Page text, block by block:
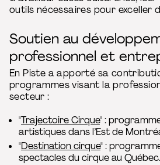
outils nécessaires pour exceller
Soutien au
professionnel et
En Piste a apporté sa
programmes visant la
secteur :
"Trajectoire Cirque" :
artistiques dans l’Est de
"Destination cirque" :
spectacles du cirque au Québec.